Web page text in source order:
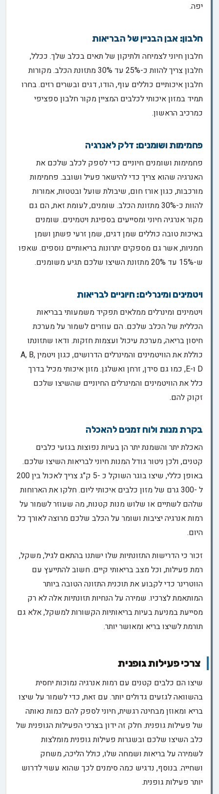
יפה.
חלבון: אבן הבניין של הבריאות
חלבון חיוני לצמיחה ולתיקון של תאים בכלב שלך. ככלל,
חלבון צריך להוות כ-25% עד 30% מתזונת הכלב. מקורות
חלבון איכותיים כוללים עוף, הודו, דגים ובשרים רזים. בחרו
תמיד במזון איכותי לכלבים המציין מקור חלבון ספציפי
כמרכיב הראשון.
פחמימות ושומנים: דלק לאנרגיה
פחמימות ושומנים חיוניים כדי לספק לכלב שלכם את
האנרגיה שהוא צריך כדי להישאר פעיל ושובב. פחמימות
מורכבות, כגון אורז חום, שיבולת שועל ובטטות, אמורות
להוות כ-30% מתזונת הכלב. שומנים, לעומת זאת, הם גם
מקור אנרגיה חיוני ומסייעים בספיגת ויטמינים. שומנים
באיכות טובה כוללים שמן דגים, שמן זרעי פשתן ושמן
חמניות, אשר גם מספקים יתרונות בריאותיים נוספים. שאפו
ש-15% עד 20% מתזונת השיצו שלכם תגיע משומנים.
ויטמינים ומינרלים: חיוניים לבריאות
ויטמינים ומינרלים ממלאים תפקיד משמעותי בבריאות
הכללית של הכלב שלכם. הם עוזרים לשמור על מערכת
חיסון בריאה, מערכת עיכול ועצמות חזקות. ודאו שתזונתו
כוללת את הוויטמינים והמינרלים הדרושים, כגון ויטמין A, B,
D ו-E, כמו גם סידן, זרחן ואשלגן. מזון איכותי מכיל בדרך
כלל את הוויטמינים והמינרלים החיוניים שהשיצו שלכם
זקוק להם.
בקרת מנות ולוח זמנים להאכלה
האכלת יתר והשמנת יתר הן בעיות נפוצות בגזעי כלבים
קטנים, ולכן ניטור גודל המנות חיוני לבריאות השיצו שלכם.
באופן כללי, שיצו בוגר השוקל כ -5 ק"ג צריך לאכול בין 200
ל -300 גרם של מזון כלבים איכותי ליום. חלקו את הארוחות
שלהם לשתיים או שלוש מנות קטנות, מה שעוזר לשמור על
רמות אנרגיה יציבות ושומר על הכלב שלכם מרוצה לאורך כל
היום.
זכור כי הדרישות התזונתיות שלו ישתנו בהתאם לגיל, משקל,
רמת פעילות, וכל מצב בריאותי קיים. חשוב להתייעץ עם
הווטרינר כדי לקבוע את תוכנית התזונה הטובה ביותר
המותאמת לצרכיו. שמירה על הנחיות תזונתיות אלה לא רק
מסייעת במניעת בעיות בריאותיות הקשורות למשקל, אלא גם
תורמת לשיצו בריא ומאושר יותר.
צרכי פעילות גופנית
שיצו הם כלבים קטנים עם רמות אנרגיה נמוכות יחסית
בהשוואה לגזעים גדולים יותר. עם זאת, כדי לשמור על שיצו
בריא ומאוזן מבחינה רגשית, חיוני לספק להם כמות נאותה
של פעילות גופנית. חלק זה ידון בצרכי הפעילות הגופנית של
כלב השיצו שלכם ובשגרות פעילות גופנית מומלצות
לשמירה על בריאות ושמחה שלו, כולל הליכה, משחק
ושחייה. בנוסף, נדגיש כמה סימנים לכך שהוא עשוי לדרוש
יותר פעילות גופנית.